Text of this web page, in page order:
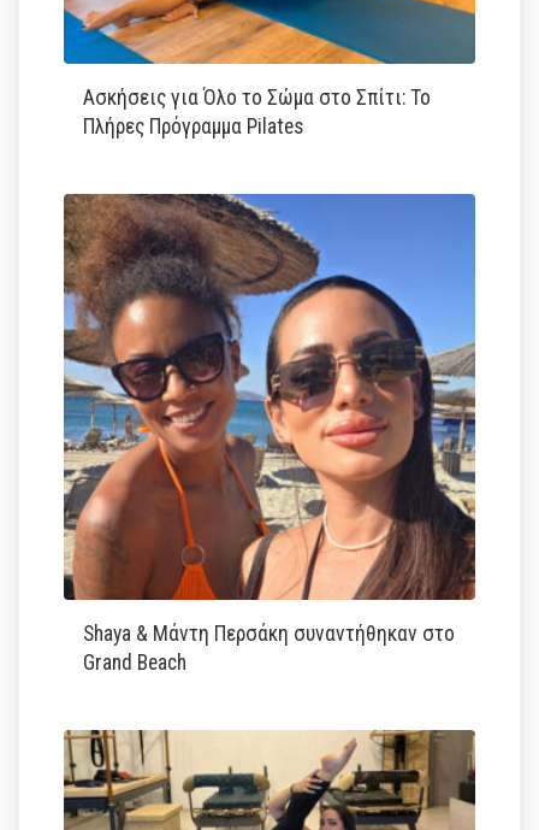
Ασκήσεις για Όλο το Σώμα στο Σπίτι: Το
Πλήρες Πρόγραμμα Pilates
Shaya & Μάντη Περσάκη συναντήθηκαν στο
Grand Beach